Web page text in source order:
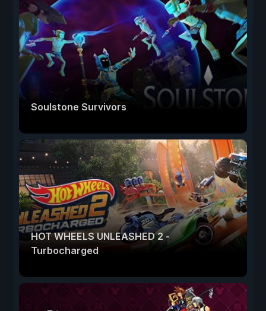
Soulstone Survivors
HOT WHEELS UNLEASHED 2 -
Turbocharged